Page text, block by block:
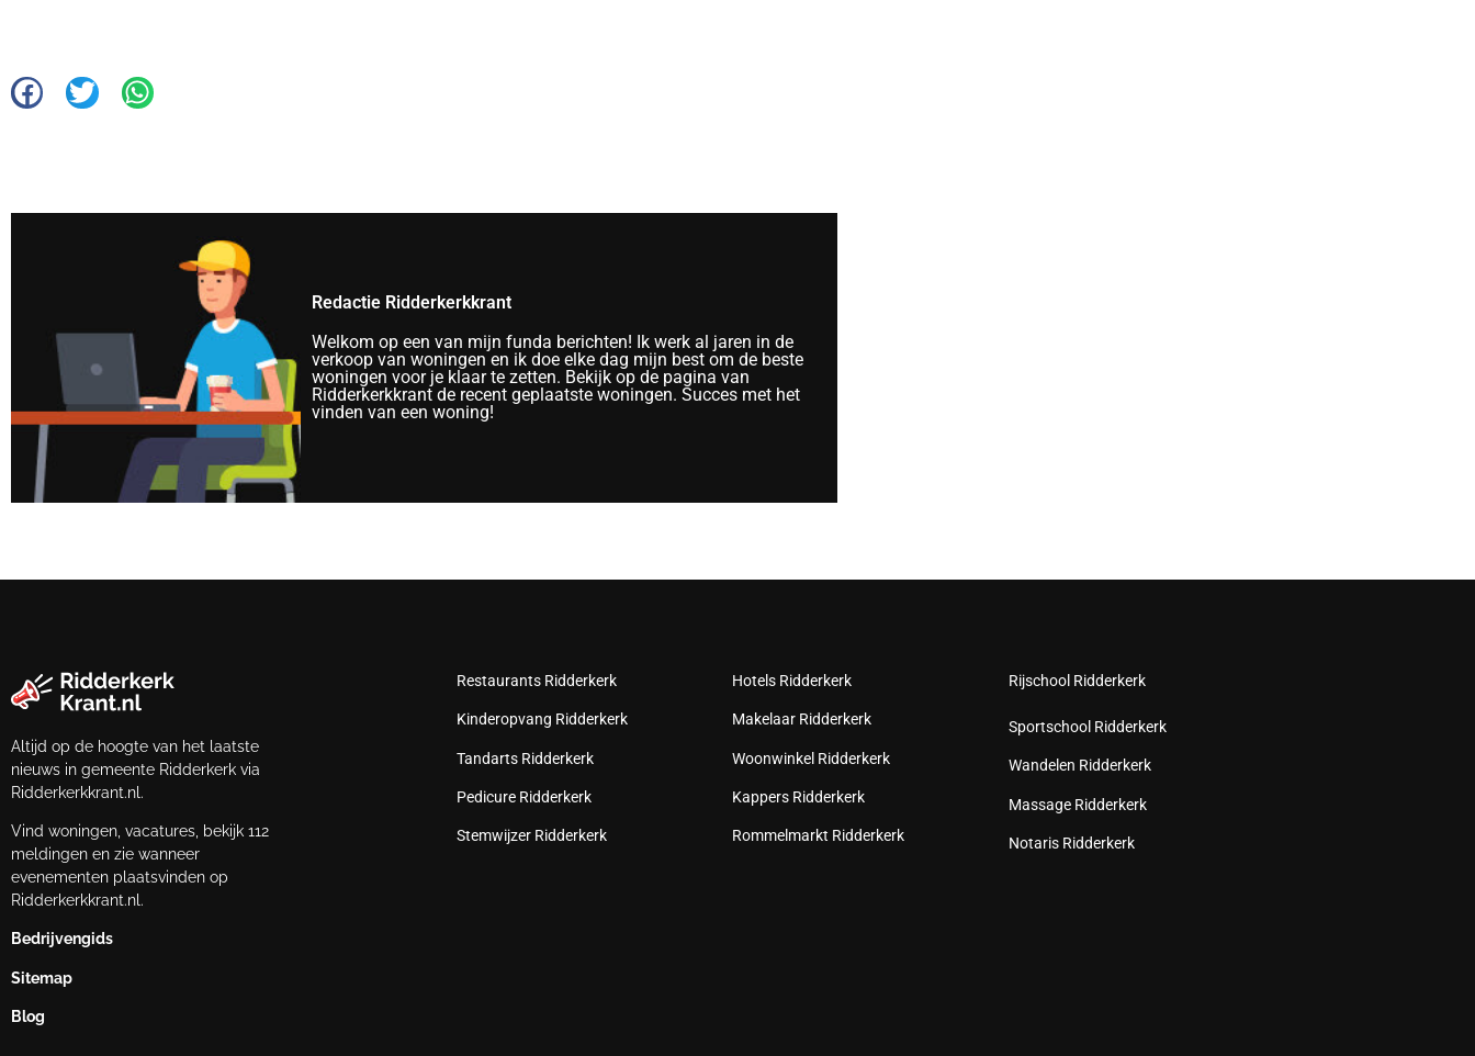
Redactie Ridderkerkkrant
Welkom op een van mijn funda berichten! Ik werk al jaren in de
verkoop van woningen en ik doe elke dag mijn best om de beste
woningen voor je klaar te zetten. Bekijk op de pagina van
Ridderkerkkrant de recent geplaatste woningen. Succes met het
vinden van een woning!
Altijd op de hoogte van het laatste
nieuws in gemeente Ridderkerk via
Ridderkerkkrant.nl.
Vind woningen, vacatures, bekijk 112
meldingen en zie wanneer
evenementen plaatsvinden op
Ridderkerkkrant.nl.
Bedrijvengids
Sitemap
Blog
Restaurants Ridderkerk
Kinderopvang Ridderkerk
Tandarts Ridderkerk
Pedicure Ridderkerk
Stemwijzer Ridderkerk
Hotels Ridderkerk
Makelaar Ridderkerk
Woonwinkel Ridderkerk
Kappers Ridderkerk
Rommelmarkt Ridderkerk
Rijschool Ridderkerk
Sportschool Ridderkerk
Wandelen Ridderkerk
Massage Ridderkerk
Notaris Ridderkerk